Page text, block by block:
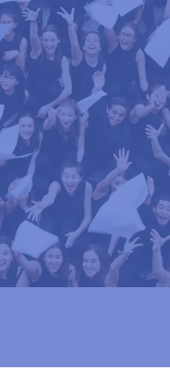
concert és